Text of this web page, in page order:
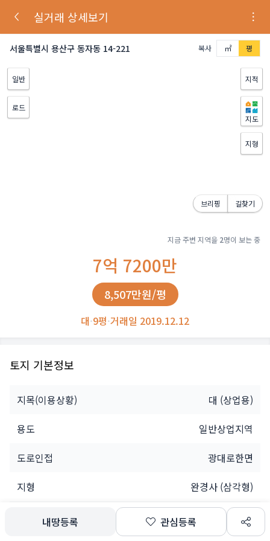
실거래 상세보기
서울특별시 용산구 동자동 14-221 복사 ㎡ 평
일반
로드
지적
지도
지형
브리핑 길찾기
지금 주변 지역을 2명이 보는 중
7억 7200만
8,507만원/평
대·9평·거래일 2019.12.12
토지 기본정보
지목(이용상황) 대 (상업용)
용도
일반상업지역
도로인접
광대로한면
지형
완경사 (삼각형)
소유자
법인
내땅등록 관심등록